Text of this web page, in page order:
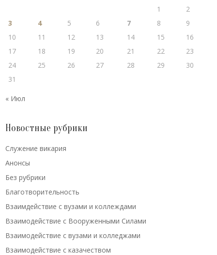
1
2
3
4 5 6 7 8
9
10
11 12 13 14 15
16
17
18 19 20 21 22
23
24
25 26 27 28 29
30
31
« Июл
Новостные рубрики
Cлужение викария
Анонсы
Без рубрики
Благотворительность
Взаимдействие с вузами и коллеждами
Взаимодействие с Вооруженными Силами
Взаимодействие с вузами и колледжами
Взаимодействие с казачеством